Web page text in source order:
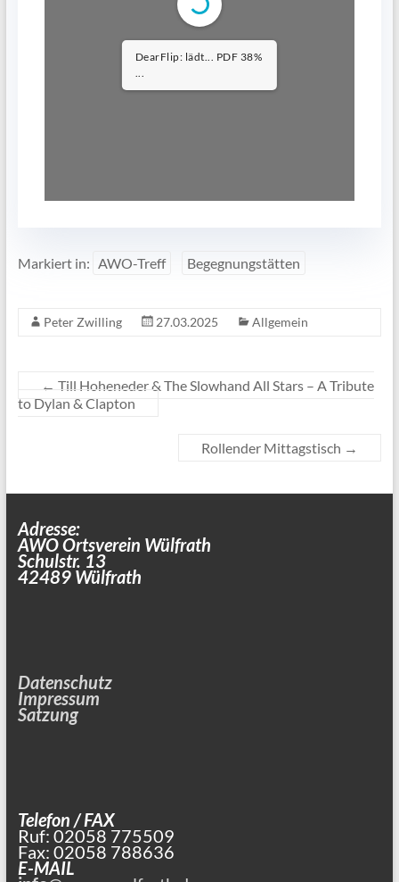
DearFlip: lädt... PDF 76%
Markiert in: AWO-Treff Begegnungstätten
Peter Zwilling 27.03.2025 Allgemein
← Till Hoheneder & The Slowhand All Stars – A Tribute
to Dylan & Clapton
Rollender Mittagstisch →
Adresse:
AWO Ortsverein Wülfrath
Schulstr. 13
42489 Wülfrath
Datenschutz
Impressum
Satzung
Telefon / FAX
Ruf: 02058 775509
Fax: 02058 788636
E-MAIL